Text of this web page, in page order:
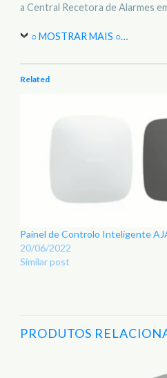
a Central Recetora de Alarmes
○ MOSTRAR MAIS ○…
Related
Painel de Controlo Inteligente
20/06/2022
Similar post
PRODUTOS